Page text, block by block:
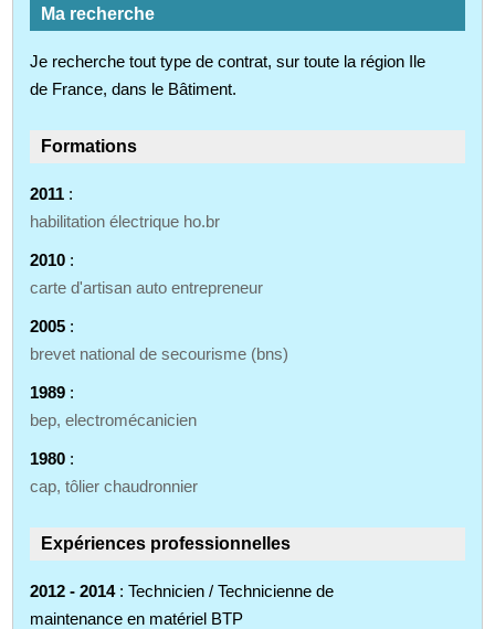
Ma recherche
Je recherche tout type de contrat, sur toute la région Ile
de France, dans le Bâtiment.
Formations
2011 :
habilitation électrique ho.br
2010 :
carte d'artisan auto entrepreneur
2005 :
brevet national de secourisme (bns)
1989 :
bep, electromécanicien
1980 :
cap, tôlier chaudronnier
Expériences professionnelles
2012 - 2014: Technicien / Technicienne de
maintenance en matériel BTP